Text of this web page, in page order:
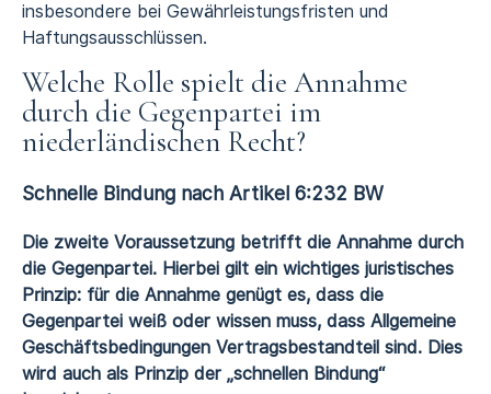
insbesondere bei Gewährleistungsfristen und
Haftungsausschlüssen.
Welche Rolle spielt die Annahme
durch die Gegenpartei im
niederländischen Recht?
Schnelle Bindung nach Artikel 6:232 BW
Die zweite Voraussetzung betrifft die Annahme durch
die Gegenpartei. Hierbei gilt ein wichtiges juristisches
Prinzip: für die Annahme genügt es, dass die
Gegenpartei weiß oder wissen muss, dass Allgemeine
Geschäftsbedingungen Vertragsbestandteil sind. Dies
wird auch als Prinzip der „schnellen Bindung“